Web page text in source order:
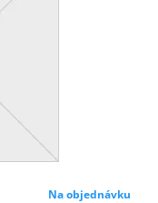
Na objednávku